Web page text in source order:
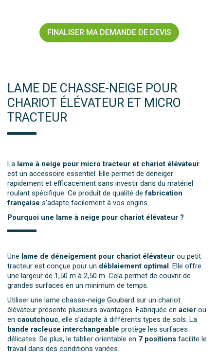
FINALISER MA DEMANDE DE DEVIS
LAME DE CHASSE-NEIGE POUR
CHARIOT ÉLÉVATEUR ET MICRO
TRACTEUR
La lame à neige pour micro tracteur et chariot élévateur
est un accessoire essentiel. Elle permet de déneiger
rapidement et efficacement sans investir dans du matériel
roulant spécifique. Ce produit de qualité defabrication
française s’adapte facilement à vos engins.
Pourquoi une lame à neige pour chariot élévateur ?
Une lame de déneigement pour chariot élévateur ou petit
tracteur est conçue pour un déblaiement optimal. Elle offre
une largeur de 1,50 m à 2,50 m. Cela permet de couvrir de
grandes surfaces en un minimum de temps.
Utiliser une lame chasse-neige Goubard sur un chariot
élévateur présente plusieurs avantages. Fabriquée en acier ou
en caoutchouc, elle s’adapte à différents types de sols. La
bande racleuse interchangeable protège les surfaces
délicates. De plus, le tablier orientable en 7 positions facilite le
travail dans des conditions variées.